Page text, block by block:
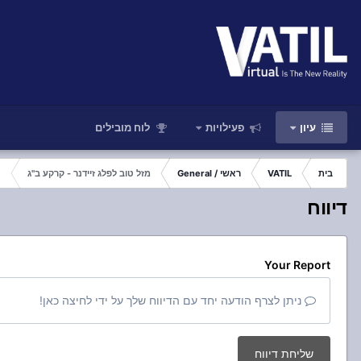
עיון פעילויות לוח מובילים
בית VATIL ראשי / General מזל טוב לפלג זיידנר - קרקע ב"ג
דיווח
Your Report
ניתן לצרף הודעה יחד עם הדיווח שלך על ידי לחיצה כאן!
שליחת דיווח